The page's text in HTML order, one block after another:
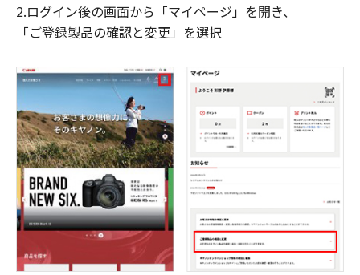
2.ログイン後の画面から「マイページ」を開き、
「ご登録製品の確認と変更」を選択